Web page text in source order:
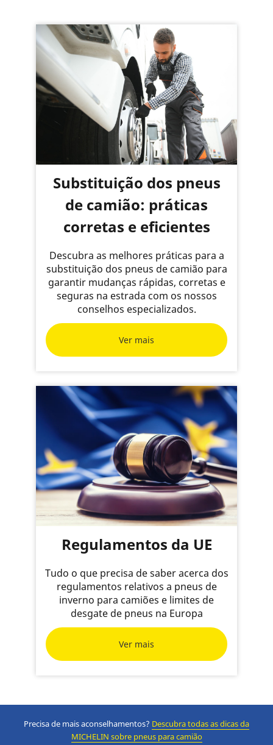
Substituição dos pneus
de camião: práticas
corretas e eficientes
Descubra as melhores práticas para a
substituição dos pneus de camião para
garantir mudanças rápidas, corretas e
seguras na estrada com os nossos
conselhos especializados.
Ver mais
Regulamentos da UE
Tudo o que precisa de saber acerca dos
regulamentos relativos a pneus de
inverno para camiões e limites de
desgate de pneus na Europa
Ver mais
Precisa de mais aconselhamentos? Descubra todas as dicas da
MICHELIN sobre pneus para camião